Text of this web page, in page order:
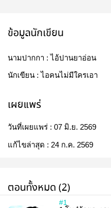
ข้อมูลนักเขียน
นามปากกา :ไอ้ปานยาอ่อน
นักเขียน :ไอคนไม่มีใครเอา
เผยแพร่
วันที่เผยแพร่ : 07 มิ.ย. 2569
แก้ไขล่าสุด : 24 ก.ค. 2569
ตอนทั้งหมด (2)
#1